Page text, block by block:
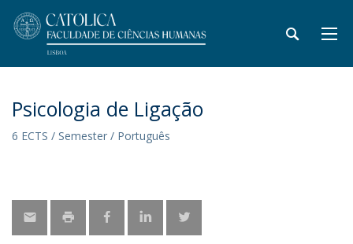
Psicologia de Ligação
6 ECTS / Semester / Português